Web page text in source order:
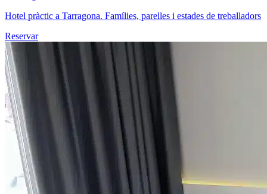
Hotel pràctic a Tarragona. Famílies, parelles i estades de treballadors
Reservar